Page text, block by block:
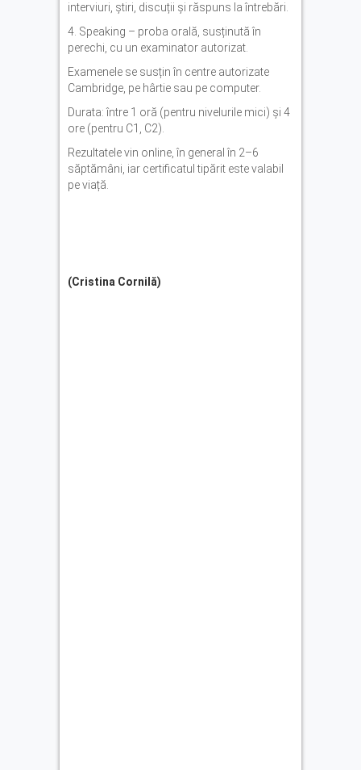
interviuri, știri, discuții și răspuns la întrebări.
4. Speaking – proba orală, susținută în
perechi, cu un examinator autorizat.
Examenele se susțin în centre autorizate
Cambridge, pe hârtie sau pe computer.
Durata: între 1 oră (pentru nivelurile mici) și 4
ore (pentru C1, C2).
Rezultatele vin online, în general în 2–6
săptămâni, iar certificatul tipărit este valabil
pe viață.
(Cristina Cornilă)